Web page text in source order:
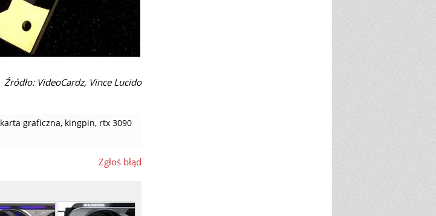
Źródło: VideoCardz, Vince Lucido
karta graficzna, kingpin, rtx 3090
Zgłoś błąd